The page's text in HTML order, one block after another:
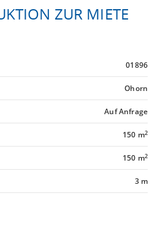
ZUR MIETE
01896
Ohorn
Auf Anfrage
150 m2
150 m2
3 m